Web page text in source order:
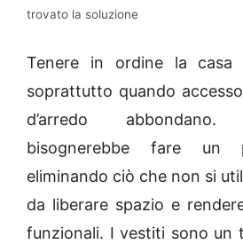
trovato la soluzione
Tenere in ordine la casa
soprattutto quando
d’arredo abbondano.
bisognerebbe fare un
eliminando ciò che non si
da liberare spazio e
funzionali. I vestiti sono un